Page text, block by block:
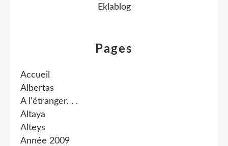
Pages
Accueil
Albertas
A l'étranger. . .
Altaya
Alteys
Année 2009
Eklablog